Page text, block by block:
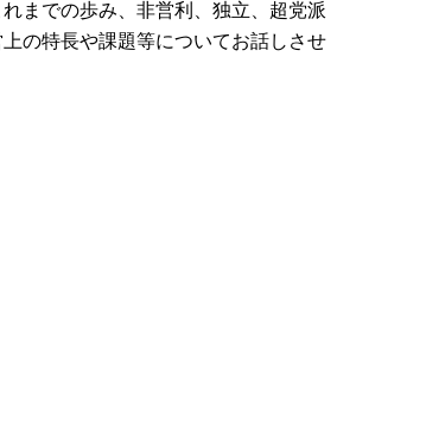
までの歩み、非営利、独立、超党派
の特長や課題等についてお話しさせ